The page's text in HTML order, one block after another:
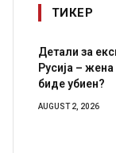
ТИКЕР
Детали за
Русија –
биде убиен?
AUGUST 2, 2026